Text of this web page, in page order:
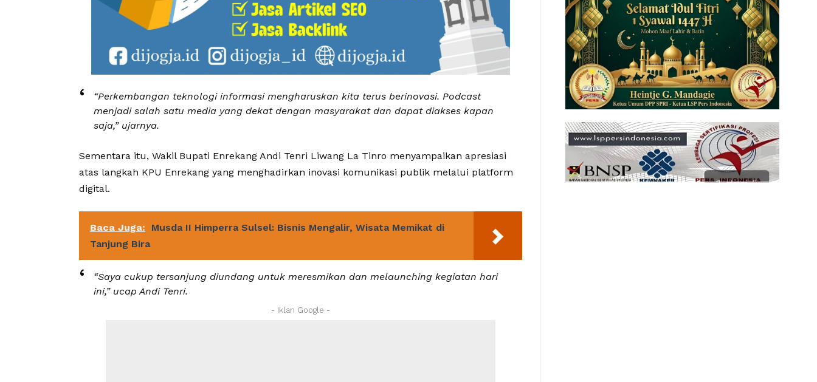
“Perkembangan teknologi informasi mengharuskan kita terus berinovasi. Podcast
menjadi salah satu media yang dekat dengan masyarakat dan dapat diakses kapan
saja,” ujarnya.
Sementara itu, Wakil Bupati Enrekang Andi Tenri Liwang La Tinro menyampaikan apresiasi
atas langkah KPU Enrekang yang menghadirkan inovasi komunikasi publik melalui platform
digital.
Baca Juga:
Musda II Himperra Sulsel: Bisnis Mengalir, Wisata Memikat di
Tanjung Bira
“Saya cukup tersanjung diundang untuk meresmikan dan melaunching kegiatan hari
ini,” ucap Andi Tenri.
- Iklan Google -